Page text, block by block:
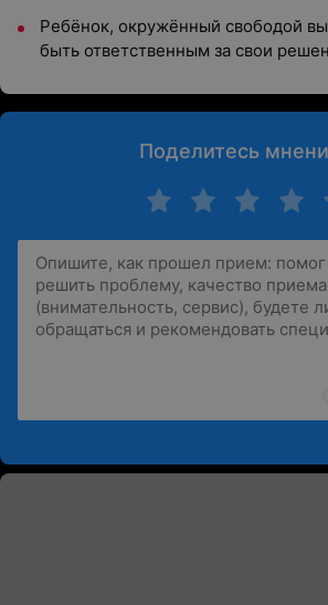
Ребёнок, окружённый свободой
быть ответственным за свои
Поделитесь